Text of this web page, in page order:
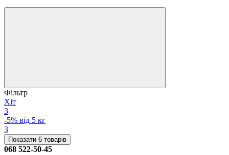
Фільтр
Хіт
3
-5% від 5 кг
3
Показати 6 товарів
068 522-50-45